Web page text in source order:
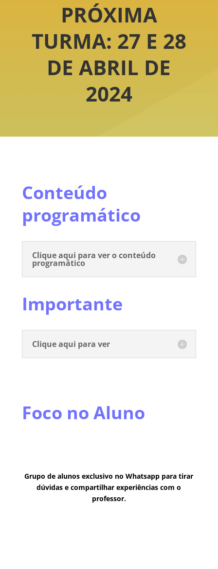
PRÓXIMA
TURMA: 27 E 28
DE ABRIL DE
2024
Conteúdo
programático
Clique aqui para ver o conteúdo
programático
Importante
Clique aqui para ver
Foco no Aluno
Grupo de alunos exclusivo no Whatsapp para tirar
dúvidas e compartilhar experiências com o
professor.